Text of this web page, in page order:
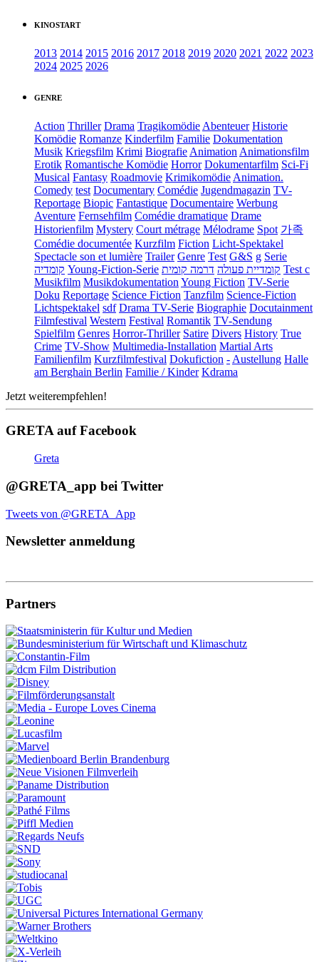
KINOSTART
2013 2014 2015 2016 2017 2018 2019 2020 2021 2022 2023
2024 2025 2026
GENRE
Action Thriller Drama Tragikomödie Abenteuer Historie
Komödie Romanze Kinderfilm Familie Dokumentation
Musik Kriegsfilm Krimi Biografie Animation Animationsfilm
Erotik Romantische Komödie Horror Dokumentarfilm Sci-Fi
Musical Fantasy Roadmovie Krimikomödie Animation.
Comedy test Documentary Comédie Jugendmagazin TV-
Reportage Biopic Fantastique Documentaire Werbung
Aventure Fernsehfilm Comédie dramatique Drame
Historienfilm Mystery Court métrage Mélodrame Spot 가족
Comédie documentée Kurzfilm Fiction Licht-Spektakel
Spectacle son et lumière Trailer Genre Test G&S g Serie
קומדיה Young-Fiction-Serie קומדיית פעולה דרמה קומית
Test c
Musikfilm Musikdokumentation Young Fiction TV-Serie
Doku Reportage Science Fiction Tanzfilm Science-Fiction
Lichtspektakel sdf Drama TV-Serie Biographie Docutainment
Filmfestival Western Festival Romantik TV-Sendung
Spielfilm Genres Horror-Thriller Satire Divers History True
Crime TV-Show Multimedia-Installation Martial Arts
Familienfilm Kurzfilmfestival Dokufiction - Austellung Halle
am Berghain Berlin Familie / Kinder Kdrama
Jetzt weiterempfehlen!
GRETA auf Facebook
Greta
@GRETA_app bei Twitter
Tweets von @GRETA_App
Newsletter anmeldung
Partners